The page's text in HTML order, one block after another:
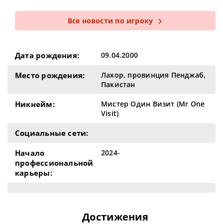
Все новости по игроку
Дата рождения: 09.04.2000
Место рождения:
Лахор, провинция Пенджаб,
Пакистан
Никнейм:
Мистер Один Визит (Mr One
Visit)
Социальные сети:
Начало
профессиональной
карьеры:
2024-
Достижения